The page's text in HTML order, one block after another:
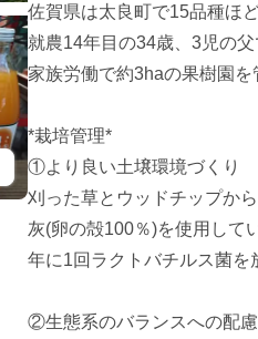
佐賀県は太良町で15品種ほ
就農14年目の34歳、3児の父
家族労働で約3haの果樹園を
*栽培管理*
①より良い土壌環境づくり
刈った草とウッドチップか
灰(卵の殻100％)を使用して
年に1回ラクトバチルス菌を
②生態系のバランスへの配慮